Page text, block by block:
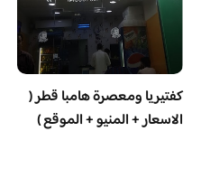
‏كفتيريا ومعصرة هامبا قطر (
الاسعار + المنيو + الموقع )